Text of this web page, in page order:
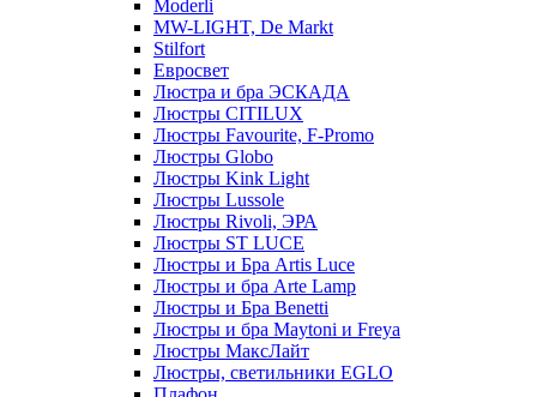
Moderli
MW-LIGHT, De Markt
Stilfort
Евросвет
Люстра и бра ЭСКАДА
Люстры CITILUX
Люстры Favourite, F-Promo
Люстры Globo
Люстры Kink Light
Люстры Lussole
Люстры Rivoli, ЭРА
Люстры ST LUCE
Люстры и Бра Artis Luce
Люстры и бра Arte Lamp
Люстры и Бра Benetti
Люстры и бра Maytoni и Freya
Люстры МаксЛайт
Люстры, светильники EGLO